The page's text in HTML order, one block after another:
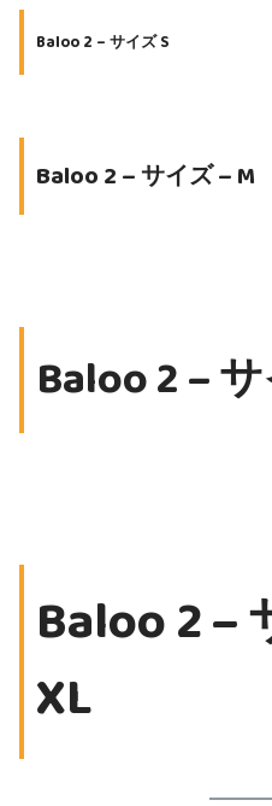
Baloo 2 – サイズ S
Baloo 2 – サイズ – M
Baloo 2 –
Baloo 2 –
XL